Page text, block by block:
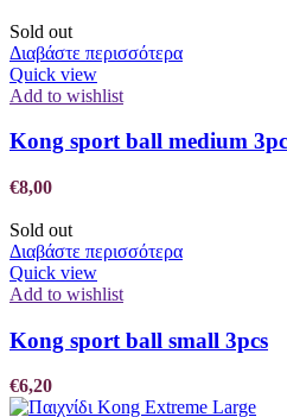
Sold out
Διαβάστε περισσότερα
Quick view
Add to wishlist
Kong sport ball medium
€8,00
Sold out
Διαβάστε περισσότερα
Quick view
Add to wishlist
Kong sport ball small 3pcs
€6,20